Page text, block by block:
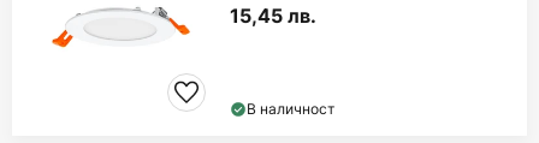
15,45 лв.
В наличност